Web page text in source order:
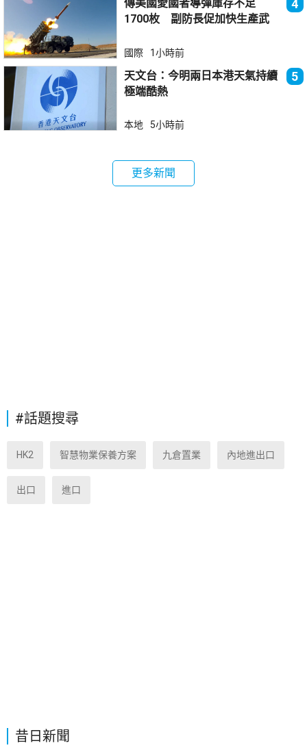
昔日新聞
傳美國愛國者導彈庫存不足
1700枚 副防長促加快生產武
4
國際 1小時前
天文台：今明兩日本港天氣持續
極端酷熱
5
本地 5小時前
更多新聞
#話題搜尋
HK2 智慧物業保養方案 九倉置業 內地進出口
出口 進口